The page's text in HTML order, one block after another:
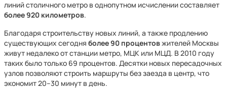
линий столичного метро в однопутном исчислении составляет
более 920 километров.
Благодаря строительству новых линий, а также продлению
существующих сегодня более 90 процентовжителей Москвы
живут недалеко от станции метро, МЦК или МЦД. В 2010 году
таких было только 69 процентов. Десятки новых пересадочных
узлов позволяют строить маршруты без заезда в центр, что
экономит 20–30 минут в день.